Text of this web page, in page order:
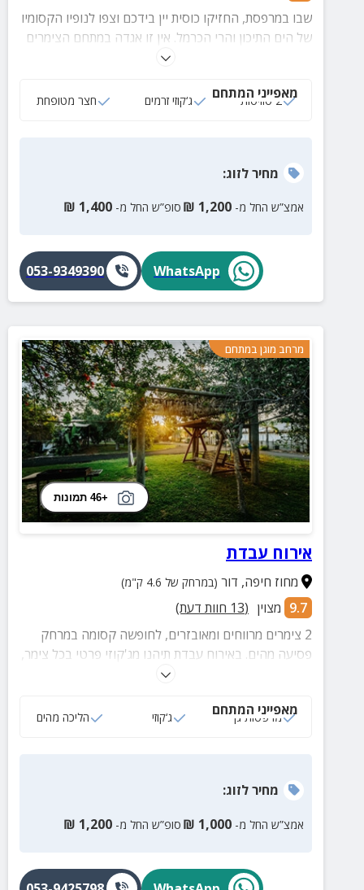
שבו במרפסת, החזיקו כוסית יין בידכם וצפו לנופיו הקסומיו
של הים התיכון והרי הכרמל. אין זו אגדה במתחם הצימרים
"מעל הים". בכפר האומנים עין מחכות לכם שתי סוויטות
מאפייני המתחם
2 סוויטות ג‘קוזי זרמים חצר מטופחת
מחירלזוג:
אמצ”ש החל מ- 1,200
₪ סופ”ש החל מ- 1,400
₪
WhatsApp
053-9349390
מרחב מוגן במתחם
+46 תמונות
אירוח עבדת
מחוז חיפה, דור (במרחק של 4.6 ק"מ)
9.7 מצוין (
13 חוות דעת)
2 צימרים מרווחים ומאובזרים, לחופשה קסומה במרחק
פסיעה מהים. באירוח עבדת תיהנו מג'קוזי פרטי בכל צימר,
מרפסת פרטית, חצר מטופחת, ברביקיו, אווירה כפרית
מאפייני המתחם
מרפסות גן ג‘קוזי הליכה מהים
מחירלזוג:
אמצ”ש החל מ- 1,000
₪ סופ”ש החל מ- 1,200
₪